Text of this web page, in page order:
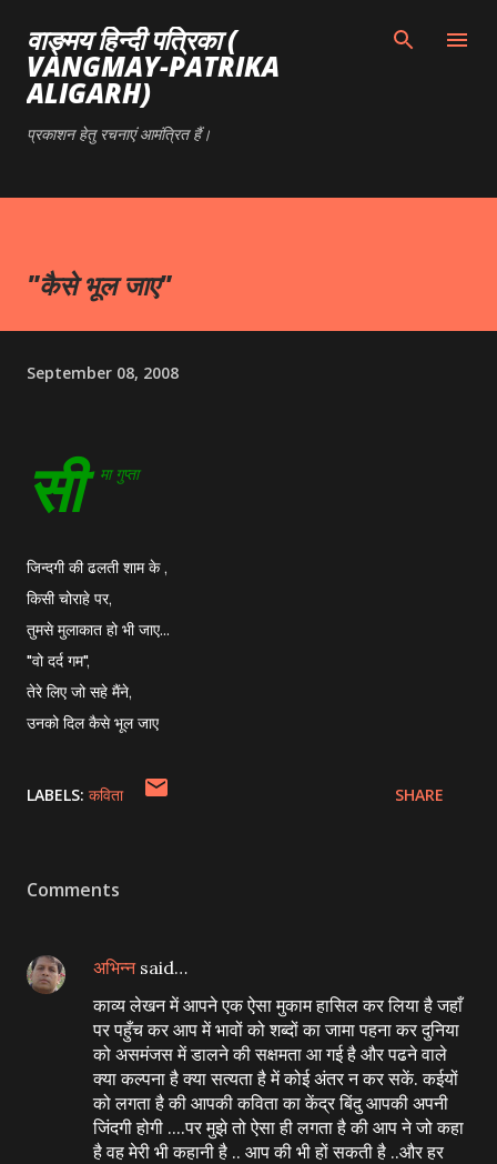
Skip to main content
वाङ्मय हिन्दी पत्रिका (
VANGMAY-PATRIKA
ALIGARH)
प्रकाशन हेतु रचनाएं आमंत्रित हैं।
"कैसे भूल जाए"
September 08, 2008
सी मा गुप्ता
जिन्दगी की ढलती शाम के ,
किसी चोराहे पर,
तुमसे मुलाकात हो भी जाए...
"वो दर्द गम",
तेरे लिए जो सहे मैंने,
उनको दिल कैसे भूल जाए
LABELS: कविता SHARE
Comments
अभिन्नsaid…
काव्य लेखन में आपने एक ऐसा मुकाम हासिल कर लिया है जहाँ
पर पहुँच कर आप में भावों को शब्दों का जामा पहना कर दुनिया
को असमंजस में डालने की सक्षमता आ गई है और पढने वाले
क्या कल्पना है क्या सत्यता है में कोई अंतर न कर सकें. कईयों
को लगता है की आपकी कविता का केंद्र बिंदु आपकी अपनी
जिंदगी होगी ....पर मुझे तो ऐसा ही लगता है की आप ने जो कहा
है वह मेरी भी कहानी है .. आप की भी हों सकती है ..और हर